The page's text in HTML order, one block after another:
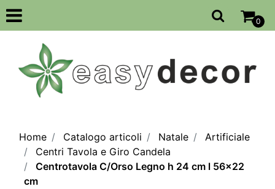
Open
0
Home Catalogo articoli Natale
Artificiale
Centri Tavola e Giro Candela
Centrotavola C/Orso Legno h 24 cm l 56x22
cm